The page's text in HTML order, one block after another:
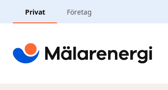
Privat Företag